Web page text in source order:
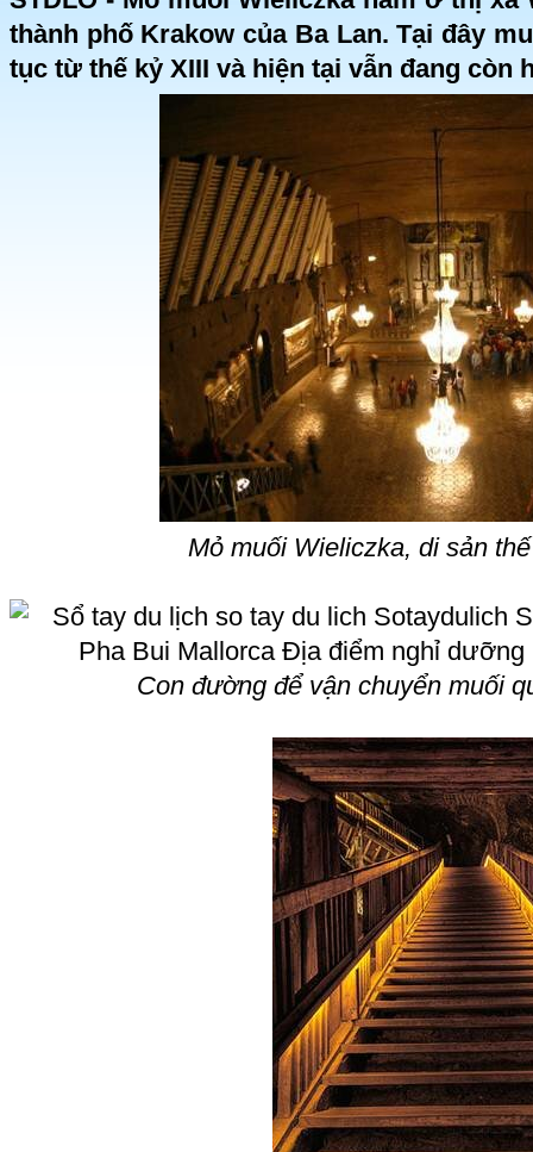
thành phố Krakow của Ba Lan. Tại đây
tục từ thế kỷ XIII và hiện tại vẫn đang còn
Mỏ muối Wieliczka, di sản
Con đường để vận chuyển muối